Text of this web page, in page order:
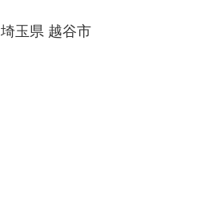
埼玉県 越谷市